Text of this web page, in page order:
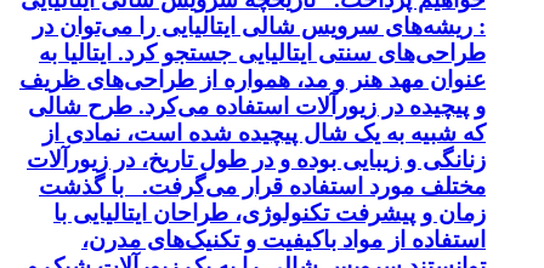
: ریشه‌های سرویس شالی ایتالیایی را می‌توان در
طراحی‌های سنتی ایتالیایی جستجو کرد. ایتالیا به
عنوان مهد هنر و مد، همواره از طراحی‌های ظریف
و پیچیده در زیورآلات استفاده می‌کرد. طرح شالی
که شبیه به یک شال پیچیده شده است، نمادی از
زنانگی و زیبایی بوده و در طول تاریخ، در زیورآلات
مختلف مورد استفاده قرار می‌گرفت. با گذشت
زمان و پیشرفت تکنولوژی، طراحان ایتالیایی با
استفاده از مواد باکیفیت و تکنیک‌های مدرن،